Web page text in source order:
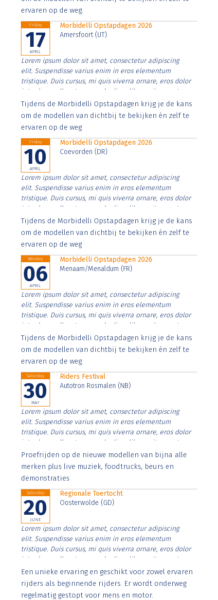
ervaren op de weg.
Friday
17
APRIL
Morbidelli Opstapdagen 2026
Amersfoort (UT)
Lorem ipsum dolor sit amet, consectetur adipiscing
elit. Suspendisse varius enim in eros elementum
tristique. Duis cursus, mi quis viverra ornare, eros dolor
interdum nulla, ut commodo diam libero vitae erat.
Aenean faucibus nibh et justo cursus id rutrum lorem
imperdiet. Nunc ut sem vitae risus tristique posuere.
Tijdens de Morbidelli Opstapdagen krijg je de kans
om de modellen van dichtbij te bekijken én zelf te
ervaren op de weg
Friday
10
APRIL
Morbidelli Opstapdagen 2026
Coevorden (DR)
Lorem ipsum dolor sit amet, consectetur adipiscing
elit. Suspendisse varius enim in eros elementum
tristique. Duis cursus, mi quis viverra ornare, eros dolor
interdum nulla, ut commodo diam libero vitae erat.
Aenean faucibus nibh et justo cursus id rutrum lorem
imperdiet. Nunc ut sem vitae risus tristique posuere.
Tijdens de Morbidelli Opstapdagen krijg je de kans
om de modellen van dichtbij te bekijken én zelf te
ervaren op de weg
Monday
06
APRIL
Morbidelli Opstapdagen 2026
Menaam/Menaldum (FR)
Lorem ipsum dolor sit amet, consectetur adipiscing
elit. Suspendisse varius enim in eros elementum
tristique. Duis cursus, mi quis viverra ornare, eros dolor
interdum nulla, ut commodo diam libero vitae erat.
Aenean faucibus nibh et justo cursus id rutrum lorem
imperdiet. Nunc ut sem vitae risus tristique posuere.
Tijdens de Morbidelli Opstapdagen krijg je de kans
om de modellen van dichtbij te bekijken én zelf te
ervaren op de weg.
Saturday
30
MAY
Riders Festival
Autotron Rosmalen (NB)
Lorem ipsum dolor sit amet, consectetur adipiscing
elit. Suspendisse varius enim in eros elementum
tristique. Duis cursus, mi quis viverra ornare, eros dolor
interdum nulla, ut commodo diam libero vitae erat.
Aenean faucibus nibh et justo cursus id rutrum lorem
imperdiet. Nunc ut sem vitae risus tristique posuere.
Proefrijden op de nieuwe modellen van bijna alle
merken plus live muziek, foodtrucks, beurs en
demonstraties
Saturday
20
JUNE
Regionale Toertocht
Oosterwolde (GD)
Lorem ipsum dolor sit amet, consectetur adipiscing
elit. Suspendisse varius enim in eros elementum
tristique. Duis cursus, mi quis viverra ornare, eros dolor
interdum nulla, ut commodo diam libero vitae erat.
Aenean faucibus nibh et justo cursus id rutrum lorem
imperdiet. Nunc ut sem vitae risus tristique posuere.
Een unieke ervaring en geschikt voor zowel ervaren
rijders als beginnende rijders. Er wordt onderweg
regelmatig gestopt voor mens en motor.